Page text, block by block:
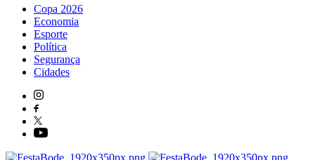
Copa 2026
Economia
Esporte
Política
Segurança
Cidades